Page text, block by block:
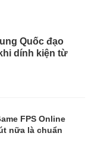
Quốc đạo
dính kiện từ
FPS Online
nữa là chuẩn